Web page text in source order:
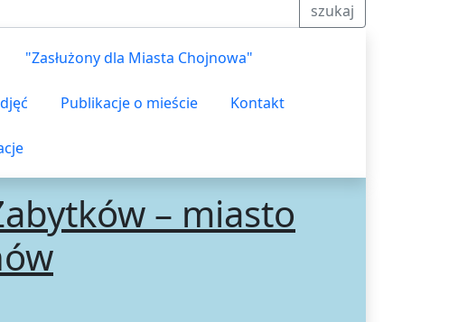
szukaj
"Zasłużony dla Miasta Chojnowa"
Publikacje o mieście Kontakt
– miasto